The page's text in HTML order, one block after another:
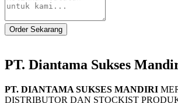
Order Sekarang
PT. Diantama Sukses
PT. DIANTAMA SUKSES MANDIRI
DISTRIBUTOR DAN STOCKIST